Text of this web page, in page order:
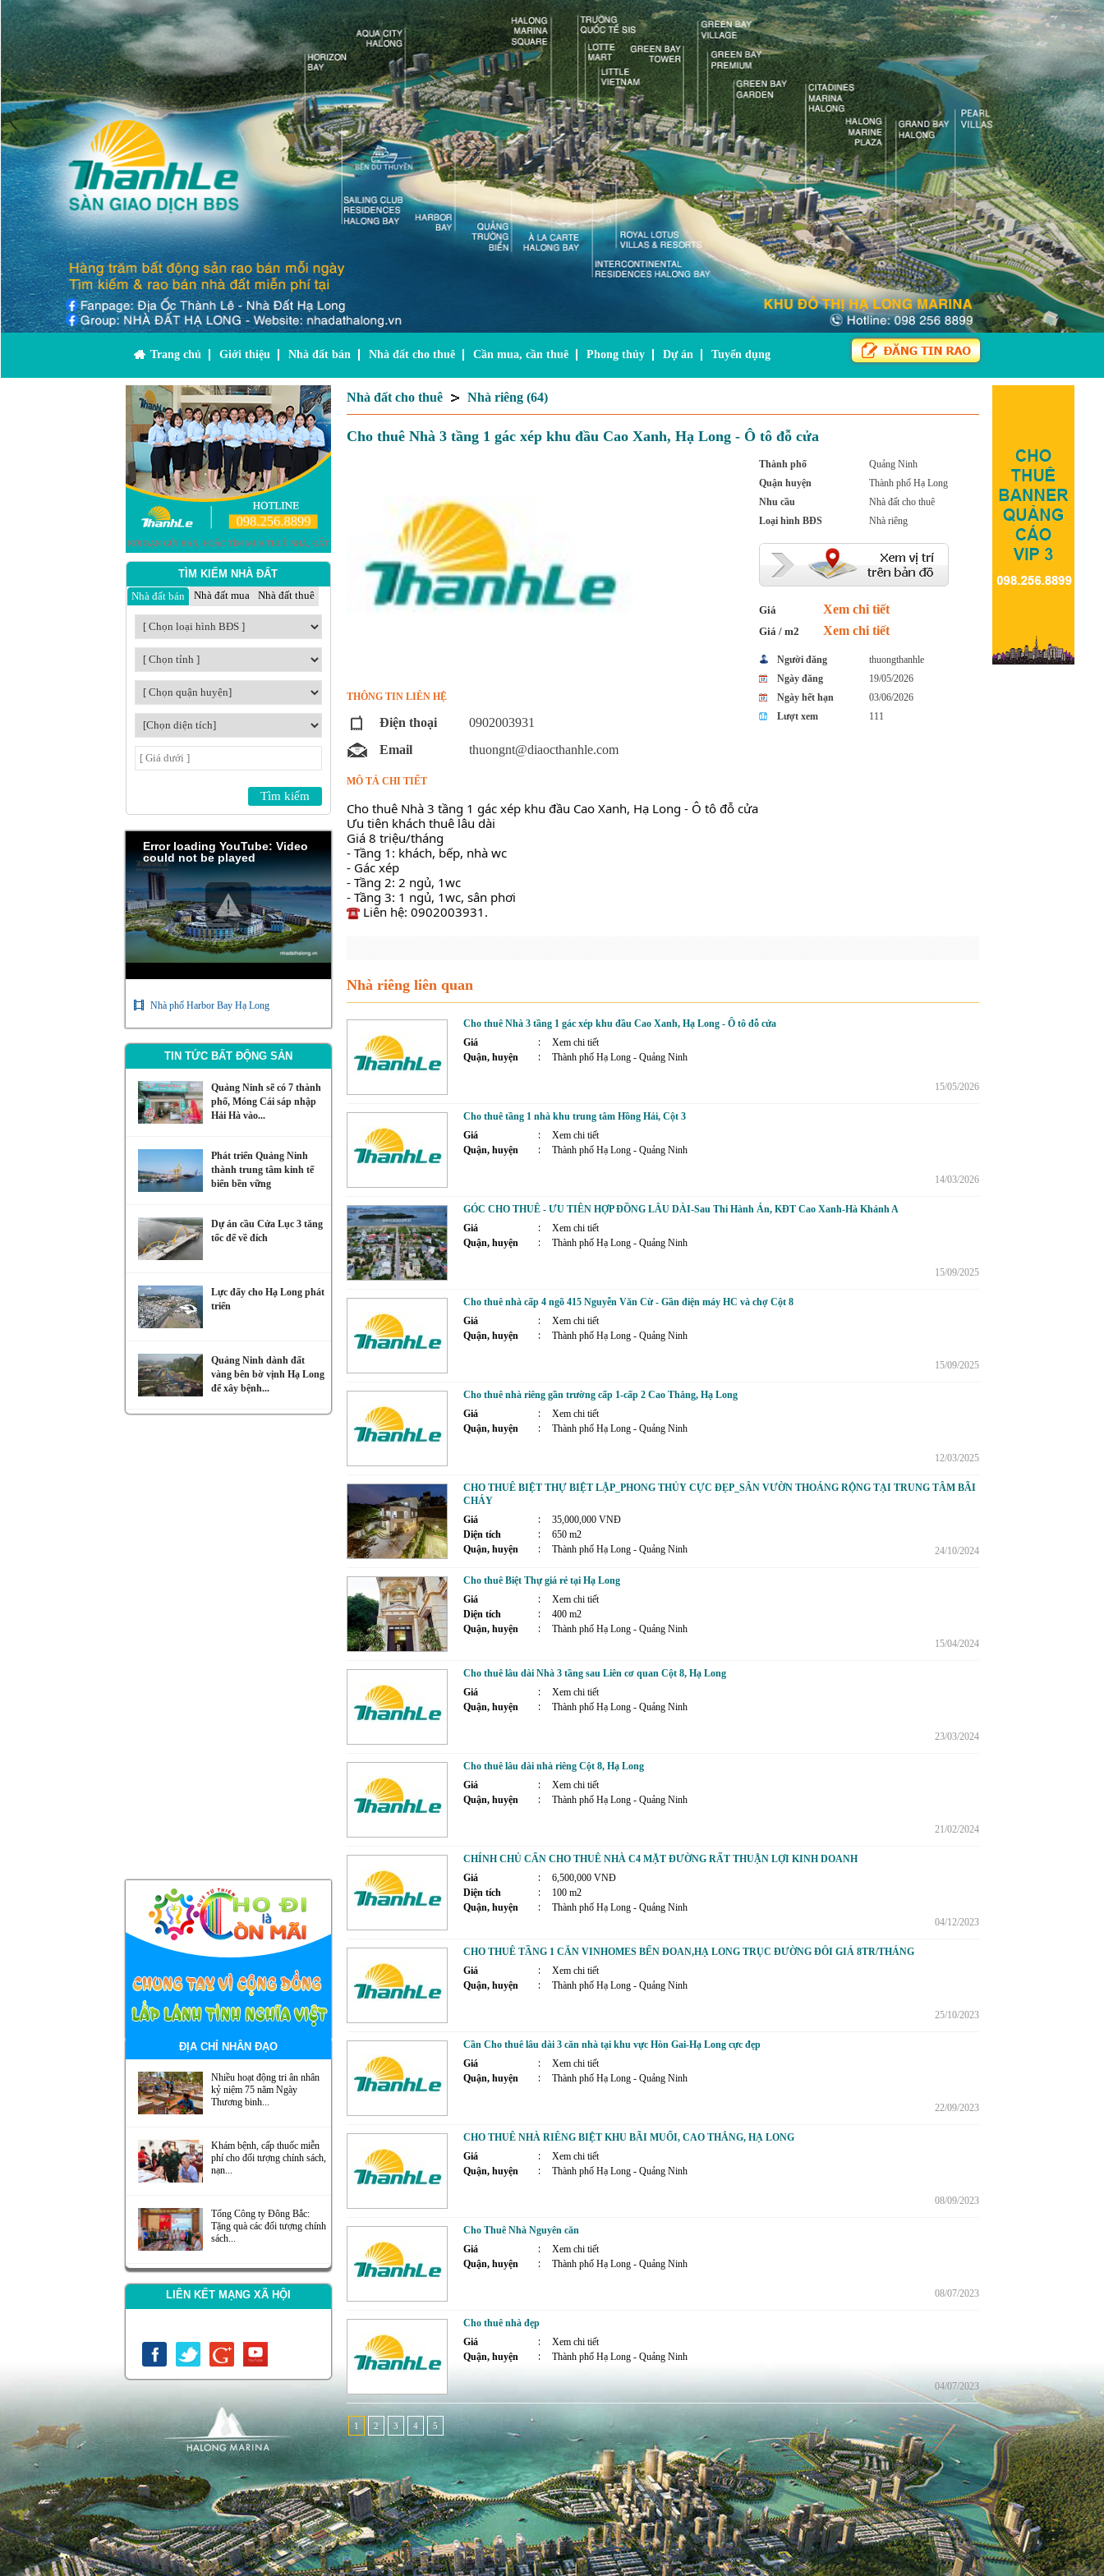
Trang chủ Giới thiệu Nhà đất bán Nhà đất cho thuê Cần mua, cần thuê Phong thủy Dự án Tuyển dụng
TÌM KIẾM NHÀ ĐẤT
Nhà đất bán
Nhà đất mua Nhà đất thuê
Error loading YouTube: Video
could not be played
Nhà phố Harbor Bay Hạ Long
TIN TỨC BẤT ĐỘNG SẢN
Quảng Ninh sẽ có 7 thành
phố, Móng Cái sáp nhập
Hải Hà vào...
Phát triển Quảng Ninh
thành trung tâm kinh tế
biển bền vững
Dự án cầu Cửa Lục 3 tăng
tốc để về đích
Lực đẩy cho Hạ Long phát
triển
Quảng Ninh dành đất
vàng bên bờ vịnh Hạ Long
để xây bệnh...
ĐỊA CHỈ NHÂN ĐẠO
Nhiều hoạt động tri ân nhân
kỷ niệm 75 năm Ngày
Thương binh...
Khám bệnh, cấp thuốc miễn
phí cho đối tượng chính sách,
nạn...
Tổng Công ty Đông Bắc:
Tặng quà các đối tượng chính
sách...
LIÊN KẾT MẠNG XÃ HỘI
Nhà đất cho thuê Nhà riêng (64)
Cho thuê Nhà 3 tầng 1 gác xép khu đầu Cao Xanh, Hạ Long - Ô tô đỗ cửa
THÔNG TIN LIÊN HỆ
Điện thoại
0902003931
Email
thuongnt@diaocthanhle.com
Thành phố
Quảng Ninh
Quận huyện
Thành phố Hạ Long
Nhu cầu
Nhà đất cho thuê
Loại hình BĐS
Nhà riêng
Giá Xem chi tiết
Giá / m2 Xem chi tiết
Người đăng
thuongthanhle
Ngày đăng
19/05/2026
Ngày hết hạn
03/06/2026
Lượt xem
111
MÔ TẢ CHI TIẾT
Cho thuê Nhà 3 tầng 1 gác xép khu đầu Cao Xanh, Hạ Long - Ô tô đỗ cửa
Ưu tiên khách thuê lâu dài
Giá 8 triệu/tháng
- Tầng 1: khách, bếp, nhà wc
- Gác xép
- Tầng 2: 2 ngủ, 1wc
- Tầng 3: 1 ngủ, 1wc, sân phơi
Liên hệ: 0902003931.
Nhà riêng liên quan
Cho thuê Nhà 3 tầng 1 gác xép khu đầu Cao Xanh, Hạ Long - Ô tô đỗ cửa
Giá
Xem chi tiết
Quận, huyện
Thành phố Hạ Long - Quảng Ninh
15/05/2026
Cho thuê tầng 1 nhà khu trung tâm Hồng Hải, Cột 3
Giá
Xem chi tiết
Quận, huyện
Thành phố Hạ Long - Quảng Ninh
14/03/2026
GÓC CHO THUÊ - ƯU TIÊN HỢP ĐỒNG LÂU DÀI-Sau Thi Hành Án, KĐT Cao Xanh-Hà Khánh A
Giá
Xem chi tiết
Quận, huyện
Thành phố Hạ Long - Quảng Ninh
15/09/2025
Cho thuê nhà cấp 4 ngõ 415 Nguyễn Văn Cừ - Gần điện máy HC và chợ Cột 8
Giá
Xem chi tiết
Quận, huyện
Thành phố Hạ Long - Quảng Ninh
15/09/2025
Cho thuê nhà riêng gần trường cấp 1-cấp 2 Cao Thắng, Hạ Long
Giá
Xem chi tiết
Quận, huyện
Thành phố Hạ Long - Quảng Ninh
12/03/2025
CHO THUÊ BIỆT THỰ BIỆT LẬP_PHONG THỦY CỰC ĐẸP_SÂN VƯỜN THOÁNG RỘNG TẠI TRUNG TÂM BÃI
CHÁY
Giá
35,000,000 VNĐ
Diện tích
650 m2
Quận, huyện
Thành phố Hạ Long - Quảng Ninh 24/10/2024
Cho thuê Biệt Thự giá rẻ tại Hạ Long
Giá
Xem chi tiết
Diện tích
400 m2
Quận, huyện
Thành phố Hạ Long - Quảng Ninh
15/04/2024
Cho thuê lâu dài Nhà 3 tầng sau Liên cơ quan Cột 8, Hạ Long
Giá
Xem chi tiết
Quận, huyện
Thành phố Hạ Long - Quảng Ninh
23/03/2024
Cho thuê lâu dài nhà riêng Cột 8, Hạ Long
Giá
Xem chi tiết
Quận, huyện
Thành phố Hạ Long - Quảng Ninh
21/02/2024
CHÍNH CHỦ CẨN CHO THUÊ NHÀ C4 MẶT ĐƯỜNG RẤT THUẬN LỢI KINH DOANH
Giá
6,500,000 VNĐ
Diện tích
100 m2
Quận, huyện
Thành phố Hạ Long - Quảng Ninh
04/12/2023
CHO THUÊ TẦNG 1 CĂN VINHOMES BẾN ĐOAN,HẠ LONG TRỤC ĐƯỜNG ĐÔI GIÁ 8TR/THÁNG
Giá
Xem chi tiết
Quận, huyện
Thành phố Hạ Long - Quảng Ninh
25/10/2023
Cần Cho thuê lâu dài 3 căn nhà tại khu vực Hòn Gai-Hạ Long cực đẹp
Giá
Xem chi tiết
Quận, huyện
Thành phố Hạ Long - Quảng Ninh
22/09/2023
CHO THUÊ NHÀ RIÊNG BIỆT KHU BÃI MUỐI, CAO THẮNG, HẠ LONG
Giá
Xem chi tiết
Quận, huyện
Thành phố Hạ Long - Quảng Ninh
08/09/2023
Cho Thuê Nhà Nguyên căn
Giá
Xem chi tiết
Quận, huyện
Thành phố Hạ Long - Quảng Ninh
08/07/2023
Cho thuê nhà đẹp
Giá
Xem chi tiết
Quận, huyện
Thành phố Hạ Long - Quảng Ninh
04/07/2023
1 2 3 4 5